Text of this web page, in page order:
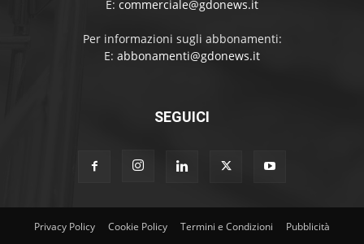
E: commerciale@gdonews.it
Per informazioni sugli abbonamenti:
E: abbonamenti@gdonews.it
SEGUICI
Privacy Policy Cookie Policy Termini e Condizioni Pubblicità